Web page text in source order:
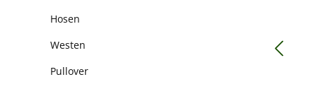
Hosen
Westen
Pullover